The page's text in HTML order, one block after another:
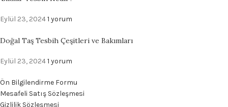
Eylül 23, 20241 yorum
Doğal Taş Tesbih Çeşitleri ve Bakımları
Eylül 23, 20241 yorum
Ön Bilgilendirme Formu
Mesafeli Satış Sözleşmesi
Gizlilik Sözleşmesi